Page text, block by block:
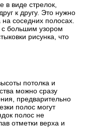
в виде стрелок,
к другу. Это нужно
соседних полосах.
с большим узором
рисунка, что
потолка и
можно сразу
предварительно
полос могут
полос не
отметки верха и